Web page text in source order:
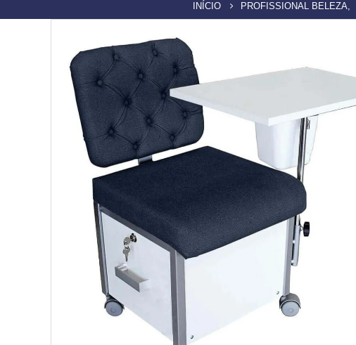
INÍCIO PROFISSIONAL BELEZA,